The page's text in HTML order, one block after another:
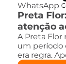
WhatsApp
Preta
atenção
A Preta
um período
era regra.